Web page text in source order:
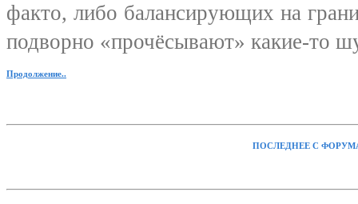
факто, либо балансирующих на
подворно «прочёсывают» какие-то
Продолжение..
ПОСЛЕДНЕЕ С